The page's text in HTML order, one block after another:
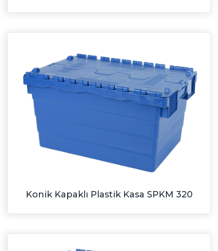
Konik Kapaklı Plastik Kasa SPKM 320